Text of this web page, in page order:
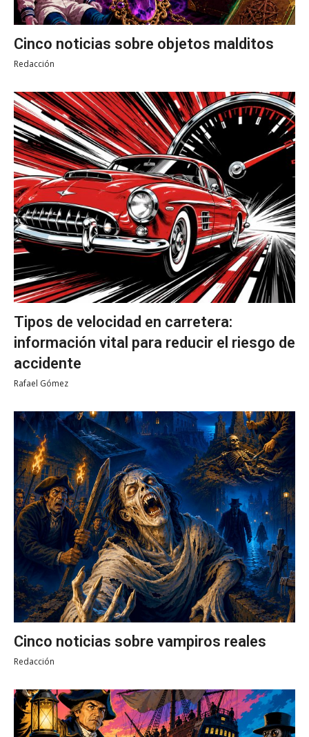
Cinco noticias sobre objetos malditos
Redacción
Tipos de velocidad en carretera:
información vital para reducir el riesgo de
accidente
Rafael Gómez
Cinco noticias sobre vampiros reales
Redacción